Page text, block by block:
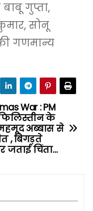
बाबू गुप्ता,
सोनू
गणमान्य
War : PM
के
महमूद अब्बास से
, बिगड़ते
जताई चिंता…